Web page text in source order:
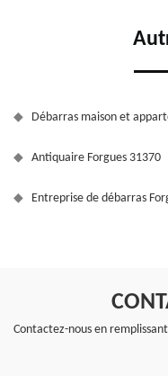
Débarras maison et
Antiquaire Forgues 31370
Entreprise de débarras
Contactez-nous en